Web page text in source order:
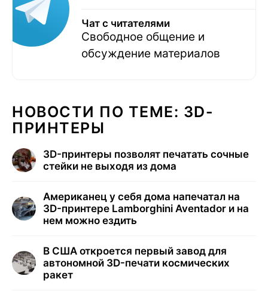
Чат с читателями
Свободное общение и
обсуждение материалов
НОВОСТИ ПО ТЕМЕ: 3D-
ПРИНТЕРЫ
3D-принтеры позволят печатать сочные
стейки не выходя из дома
Американец у себя дома напечатал на
3D-принтере Lamborghini Aventador и на
нем можно ездить
В США откроется первый завод для
автономной 3D-печати космических
ракет